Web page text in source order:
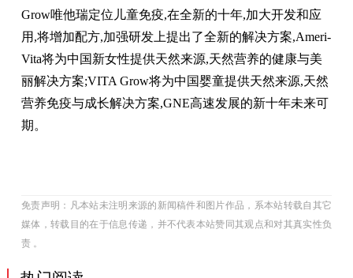
Grow唯他瑞定位儿童免疫,在全新的十年,加大开发和应
用,将增加配方,加强研发上提出了全新的解决方案,Ameri-
Vita将为中国新女性提供天然来源,天然营养的健康与美
丽解决方案;VITA Grow将为中国婴童提供天然来源,天然
营养免疫与成长解决方案,GNE高速发展的新十年未来可
期。
免责声明：凡本站未注明来源的新闻稿件和图片作品，系本站转载自其它
媒体，转载目的在于信息传递，并不代表本站赞同其观点和对其真实性负
责 。